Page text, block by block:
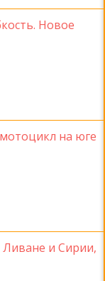
Новое
на юге
Ливане и Сирии,